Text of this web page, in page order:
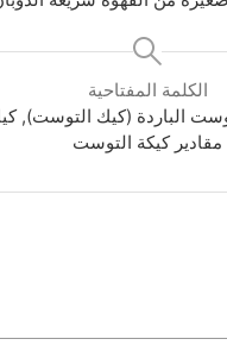
الكلمة المفتاحية
الباردة (كيك التوست),
مقادير كيكة التوست